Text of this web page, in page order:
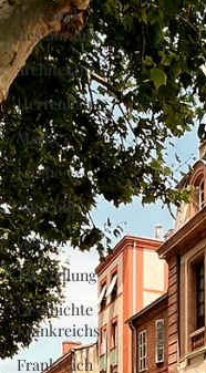
Bars und
Restaurants
architektur
Herrenhaus
Markt
Kirche
Museum
Garten
Ausstellung
Geschichte
Frankreichs
Frankreich